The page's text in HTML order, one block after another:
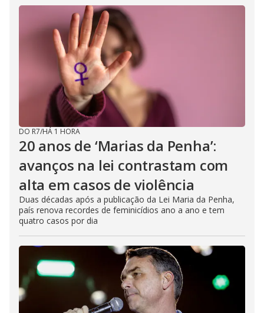
DO R7/HÁ 1 HORA
20 anos de ‘Marias da Penha’:
avanços na lei contrastam com
alta em casos de violência
Duas décadas após a publicação da Lei Maria da Penha,
país renova recordes de feminicídios ano a ano e tem
quatro casos por dia